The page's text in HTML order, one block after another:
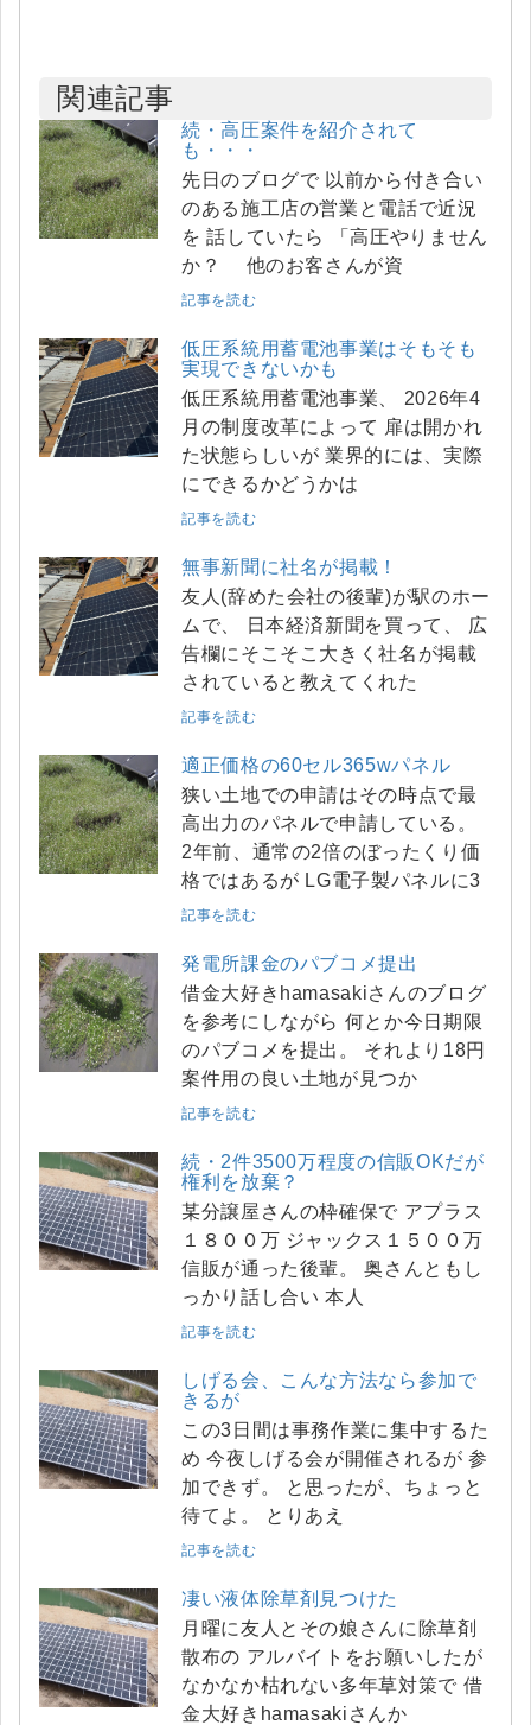
関連記事
続・高圧案件を紹介されて
も・・・
先日のブログで 以前から付き合い
のある施工店の営業と電話で近況
を 話していたら 「高圧やりません
か？ 他のお客さんが資
記事を読む
低圧系統用蓄電池事業はそもそも
実現できないかも
低圧系統用蓄電池事業、 2026年4
月の制度改革によって 扉は開かれ
た状態らしいが 業界的には、実際
にできるかどうかは
記事を読む
無事新聞に社名が掲載！
友人(辞めた会社の後輩)が駅のホー
ムで、 日本経済新聞を買って、 広
告欄にそこそこ大きく社名が掲載
されていると教えてくれた
記事を読む
適正価格の60セル365wパネル
狭い土地での申請はその時点で最
高出力のパネルで申請している。
2年前、通常の2倍のぼったくり価
格ではあるが LG電子製パネルに3
記事を読む
発電所課金のパブコメ提出
借金大好きhamasakiさんのブログ
を参考にしながら 何とか今日期限
のパブコメを提出。 それより18円
案件用の良い土地が見つか
記事を読む
続・2件3500万程度の信販OKだが
権利を放棄？
某分譲屋さんの枠確保で アプラス
１８００万 ジャックス１５００万
信販が通った後輩。 奥さんともし
っかり話し合い 本人
記事を読む
しげる会、こんな方法なら参加で
きるが
この3日間は事務作業に集中するた
め 今夜しげる会が開催されるが 参
加できず。 と思ったが、ちょっと
待てよ。 とりあえ
記事を読む
凄い液体除草剤見つけた
月曜に友人とその娘さんに除草剤
散布の アルバイトをお願いしたが
なかなか枯れない多年草対策で 借
金大好きhamasakiさんか